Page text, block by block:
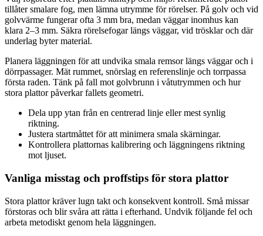
tillåter smalare fog, men lämna utrymme för rörelser. På golv och vid
golvvärme fungerar ofta 3 mm bra, medan väggar inomhus kan
klara 2–3 mm. Säkra rörelsefogar längs väggar, vid trösklar och där
underlag byter material.
Planera läggningen för att undvika smala remsor längs väggar och i
dörrpassager. Mät rummet, snörslag en referenslinje och torrpassa
första raden. Tänk på fall mot golvbrunn i våtutrymmen och hur
stora plattor påverkar fallets geometri.
Dela upp ytan från en centrerad linje eller mest synlig
riktning.
Justera startmåttet för att minimera smala skärningar.
Kontrollera plattornas kalibrering och läggningens riktning
mot ljuset.
Vanliga misstag och proffstips för stora plattor
Stora plattor kräver lugn takt och konsekvent kontroll. Små missar
förstoras och blir svåra att rätta i efterhand. Undvik följande fel och
arbeta metodiskt genom hela läggningen.